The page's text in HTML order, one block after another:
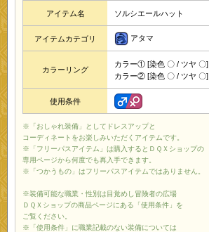
アイテム名 ソルシエールハット
アイテムカテゴリ アタマ
カラーリング
カラー① [染色 〇 / ツヤ 〇]
カラー② [染色 〇 / ツヤ 〇]
使用条件
※「おしゃれ装備」としてドレスアップと
コーディネートをお楽しみいただくアイテムです。
※「フリーパスアイテム」は購入するとＤＱＸショップの
専用ページから何度でも再入手できます。
※「つかうもの」はフリーパスアイテムではありません。
※装備可能な職業・性別は目覚めし冒険者の広場
ＤＱＸショップの商品ページにある「使用条件」を
ご覧ください。
※「使用条件」に職業記載のない装備については